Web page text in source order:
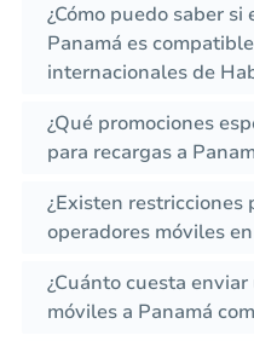
¿Cómo puedo saber
Panamá es
internacionales de
¿Qué promociones
para recargas a
¿Existen restricciones
operadores móviles
¿Cuánto cuesta
móviles a Panamá